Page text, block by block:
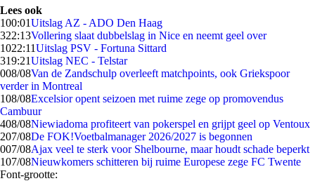
Lees ook
100:01Uitslag AZ - ADO Den Haag
322:13Vollering slaat dubbelslag in Nice en neemt geel over
1022:11Uitslag PSV - Fortuna Sittard
319:21Uitslag NEC - Telstar
008/08Van de Zandschulp overleeft matchpoints, ook Griekspoor
verder in Montreal
108/08Excelsior opent seizoen met ruime zege op promovendus
Cambuur
408/08Niewiadoma profiteert van pokerspel en grijpt geel op Ventoux
207/08De FOK!Voetbalmanager 2026/2027 is begonnen
007/08Ajax veel te sterk voor Shelbourne, maar houdt schade beperkt
107/08Nieuwkomers schitteren bij ruime Europese zege FC Twente
Font-grootte: